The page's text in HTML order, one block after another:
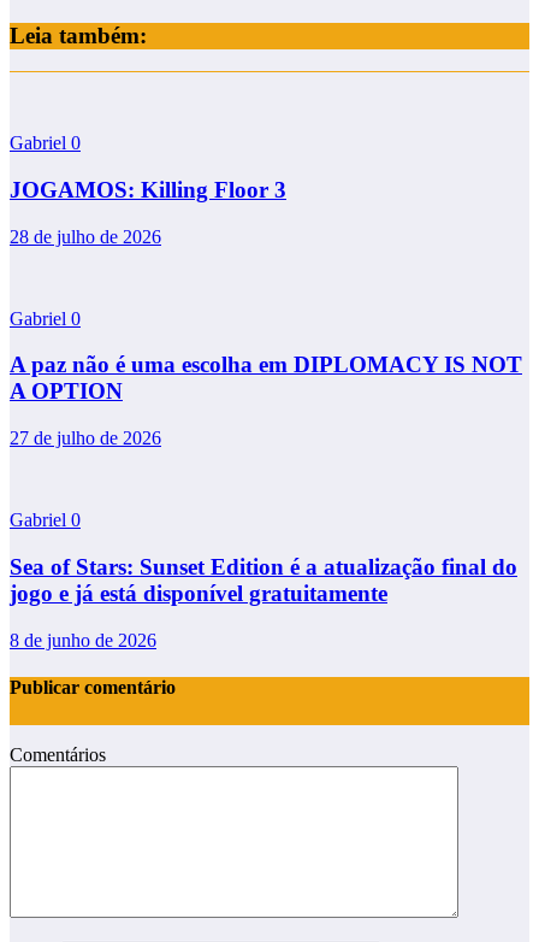
Leia também:
Gabriel 0
JOGAMOS: Killing Floor 3
28 de julho de 2026
Gabriel 0
A paz não é uma escolha em DIPLOMACY IS NOT
A OPTION
27 de julho de 2026
Gabriel 0
Sea of Stars: Sunset Edition é a atualização final do
jogo e já está disponível gratuitamente
8 de junho de 2026
Publicar comentário
Comentários